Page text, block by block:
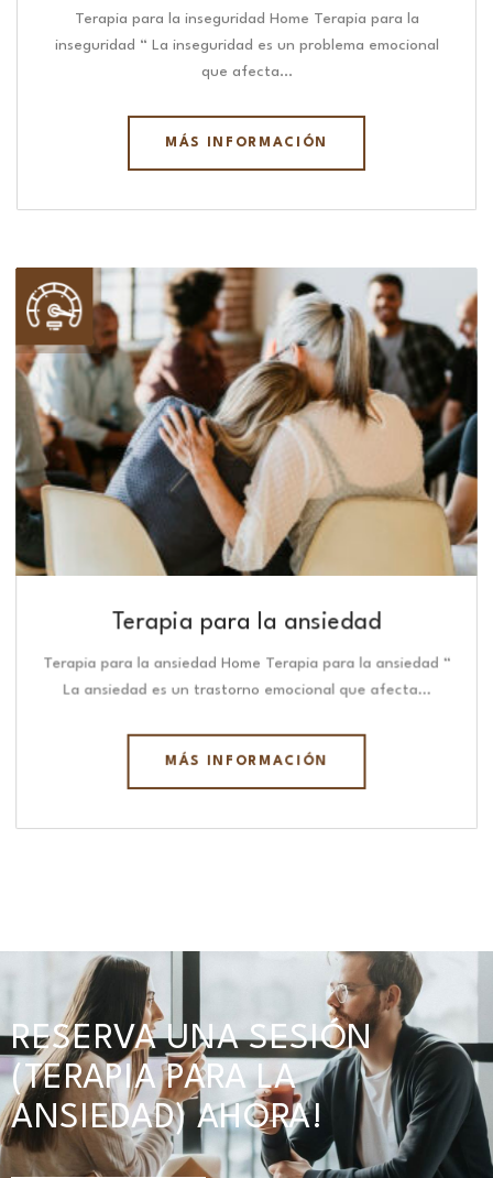
Terapia para la inseguridad Home Terapia para la
inseguridad “ La inseguridad es un problema emocional
que afecta…
MÁS INFORMACIÓN
Terapia para la ansiedad
Terapia para la ansiedad Home Terapia para la ansiedad “
La ansiedad es un trastorno emocional que afecta…
MÁS INFORMACIÓN
RESERVA UNA SESIÓN
(TERAPIA PARA LA
ANSIEDAD) AHORA!